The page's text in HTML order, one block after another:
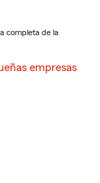
completa de la
empresas